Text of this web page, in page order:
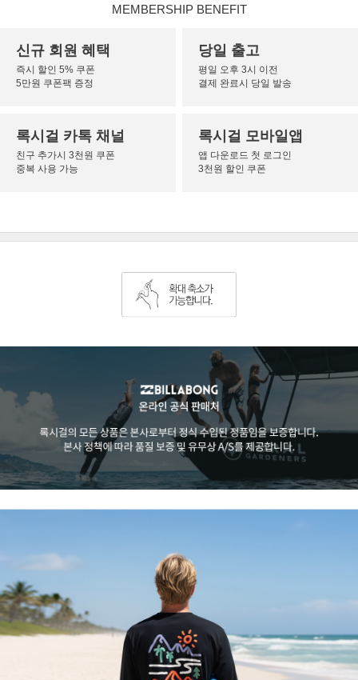
MEMBERSHIP BENEFIT
신규 회원 혜택
즉시 할인 5% 쿠폰
5만원 쿠폰팩 증정
당일 출고
평일 오후 3시 이전
결제 완료시 당일 발송
록시걸 카톡 채널
친구 추가시 3천원 쿠폰
중복 사용 가능
록시걸 모바일앱
앱 다운로드 첫 로그인
3천원 할인 쿠폰